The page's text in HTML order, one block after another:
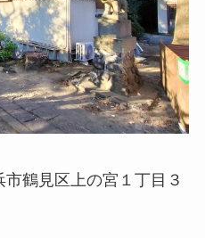
鶴見区上の宮１丁目３